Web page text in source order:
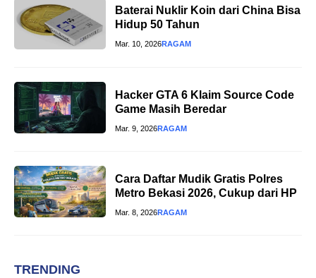
Baterai Nuklir Koin dari China Bisa
Hidup 50 Tahun
Mar. 10, 2026RAGAM
Hacker GTA 6 Klaim Source Code
Game Masih Beredar
Mar. 9, 2026RAGAM
Cara Daftar Mudik Gratis Polres
Metro Bekasi 2026, Cukup dari HP
Mar. 8, 2026RAGAM
TRENDING